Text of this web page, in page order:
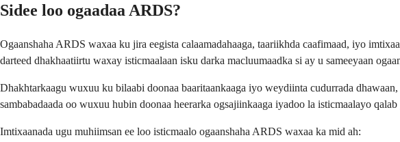
Sidee loo ogaadaa ARDS?
Ogaanshaha ARDS waxaa ku jira eegista calaamadahaaga, taariikhda caafimaad, iyo
darteed dhakhaatiirtu waxay isticmaalaan isku darka macluumaadka si ay u sameeyaan
Dhakhtarkaagu wuxuu ku bilaabi doonaa baaritaankaaga iyo weydiinta cudurrada
sambabadaada oo wuxuu hubin doonaa heerarka ogsajiinkaaga iyadoo la isticmaalayo
Imtixaanada ugu muhiimsan ee loo isticmaalo ogaanshaha ARDS waxaa ka mid ah: